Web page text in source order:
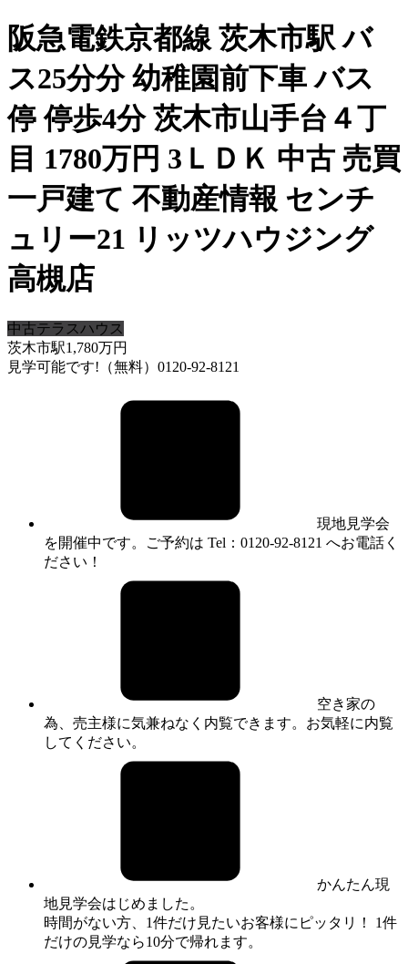
阪急電鉄京都線 茨木市駅 バ
ス25分分 幼稚園前下車 バス
停 停歩4分 茨木市山手台４丁
目 1780万円 3ＬＤＫ 中古 売買
一戸建て 不動産情報 センチ
ュリー21 リッツハウジング
高槻店
中古テラスハウス
茨木市駅1,780万円
見学可能です!（無料）0120-92-8121
現地見学会
を開催中です。ご予約は Tel：0120-92-8121 へお電話く
ださい！
空き家の
為、売主様に気兼ねなく内覧できます。お気軽に内覧
してください。
かんたん現
地見学会はじめました。
時間がない方、1件だけ見たいお客様にピッタリ！ 1件
だけの見学なら10分で帰れます。